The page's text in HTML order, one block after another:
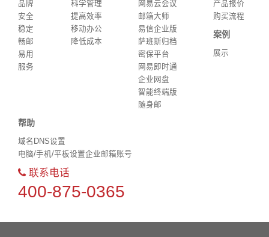
品牌
安全
稳定
畅邮
易用
服务
科学管理
提高效率
移动办公
降低成本
网易云会议
邮箱大师
易信企业版
萨班斯归档
密保平台
网易即时通
企业网盘
智能终端版
随身邮
产品报价
购买流程
案例
展示
帮助
域名DNS设置
电脑/手机/平板设置企业邮箱账号
联系电话
400-875-0365